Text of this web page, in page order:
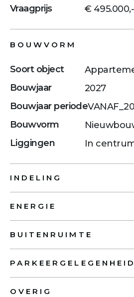
Vraagprijs €
BOUWVORM
Soort object
Bouwjaar
2027
Bouwjaar periode
Bouwvorm
Liggingen
In
INDELING
ENERGIE
BUITENRUIMTE
PARKEERGELEGENHEID
OVERIG